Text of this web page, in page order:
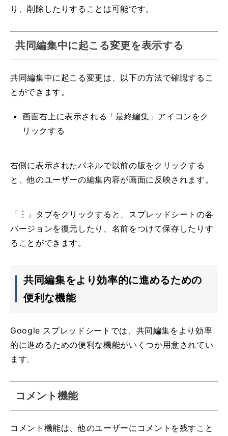
り、削除したりすることは可能です。
共同編集中に起こる変更を表示する
共同編集中に起こる変更は、以下の方法で確認するこ
とができます。
画面右上に表示される「最終編集」アイコンをク
リックする
右側に表示されたパネルで以前の版をクリックする
と、他のユーザーの編集内容が画面に反映されます。
「︙」タブをクリックすると、スプレッドシートの各
バージョンを復元したり、名前をつけて保存したりす
ることができます。
共同編集をより効率的に進めるための
便利な機能
Google スプレッドシートでは、共同編集をより効率
的に進めるための便利な機能がいくつか用意されてい
ます 。
コメント機能
コメント機能は、他のユーザーにコメントを残すこと